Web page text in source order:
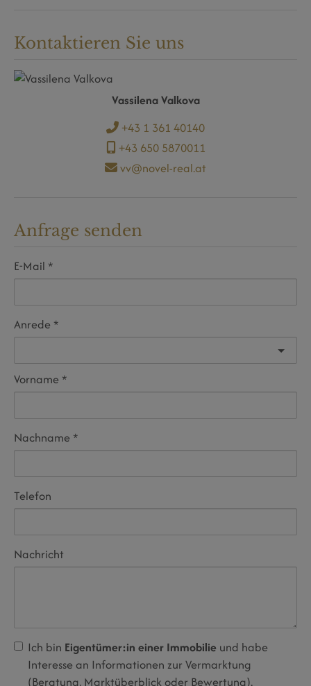
Kontaktieren Sie uns
Vassilena Valkova
+43 1 361 40140
+43 650 5870011
vv@novel-real.at
Anfrage senden
E-Mail
Anrede
Vorname
Nachname
Telefon
Nachricht
Ich bin Eigentümer:in einer Immobilie und habe
Interesse an Informationen zur Vermarktung
(Beratung, Marktüberblick oder Bewertung).